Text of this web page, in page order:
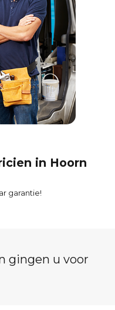
in Hoorn
garantie!
gingen u voor